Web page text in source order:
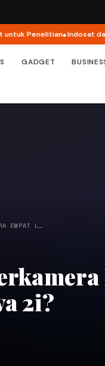
Indosat dan
GADGET
EMPAT L…
2i?